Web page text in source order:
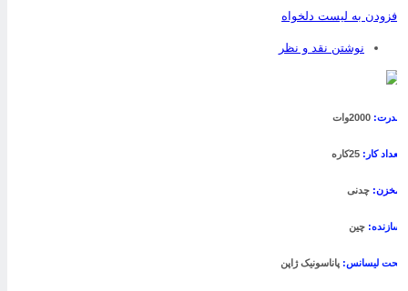
به لیست دلخواه
نوشتن نقد و نظر
2000وات
کار:25کاره
چدنی
چین
لیسانس:پاناسونیک ژاپن